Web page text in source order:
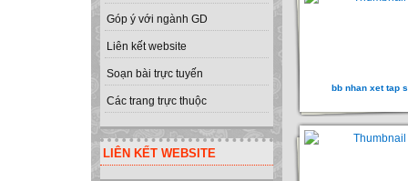
Góp ý với ngành GD
Liên kết website
Soạn bài trực tuyến
Các trang trực thuộc
LIÊN KẾT WEBSITE
bb nhan xet tap